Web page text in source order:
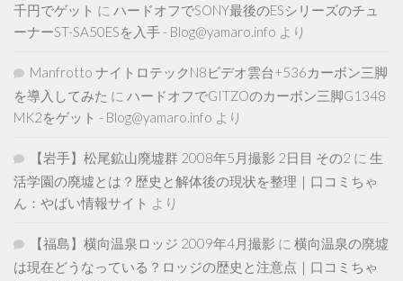
千円でゲット に ハードオフでSONY最後のESシリーズのチュ
ーナーST-SA50ESを入手 - Blog@yamaro.info より
Manfrotto ナイトロテックN8ビデオ雲台+536カーボン三脚
を導入してみた に ハードオフでGITZOのカーボン三脚G1348
MK2をゲット - Blog@yamaro.info より
【岩手】松尾鉱山廃墟群 2008年5月撮影 2日目 その2 に 生
活学園の廃墟とは？歴史と解体後の現状を整理｜口コミちゃ
ん：やばい情報サイト より
【福島】横向温泉ロッジ 2009年4月撮影 に 横向温泉の廃墟
は現在どうなっている？ロッジの歴史と注意点｜口コミちゃ